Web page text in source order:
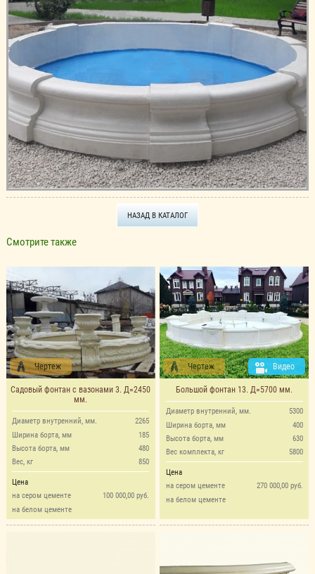
НАЗАД В КАТАЛОГ
Смотрите также
Чертеж
Садовый фонтан с вазонами 3. Д=2450
мм.
2265
Диаметр внутренний, мм.
185
Ширина борта, мм
480
Высота борта, мм
850
Вес, кг
Цена
100 000,00 руб.
на сером цементе
на белом цементе
Чертеж Видео
Большой фонтан 13. Д=5700 мм.
5300
Диаметр внутренний, мм.
400
Ширина борта, мм
630
Высота борта, мм
5800
Вес комплекта, кг
Цена
270 000,00 руб.
на сером цементе
на белом цементе